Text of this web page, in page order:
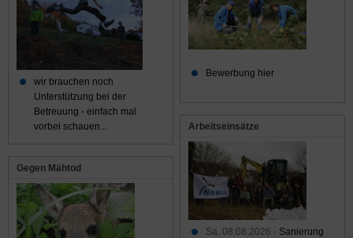
Bewerbung hier
Arbeitseinsätze
Sa. 08.08.2026 - Sanierung
wir brauchen noch
Unterstützung bei der
Betreuung - einfach mal
vorbei schauen...
Gegen Mähtod